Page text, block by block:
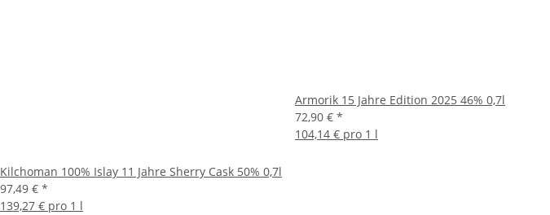
Kilchoman 100% Islay 11 Jahre Sherry Cask 50% 0,7l
97,49 € *
139,27 € pro 1 l
Armorik 15 Jahre Edition 2025 46% 0,7l
72,90 € *
104,14 € pro 1 l